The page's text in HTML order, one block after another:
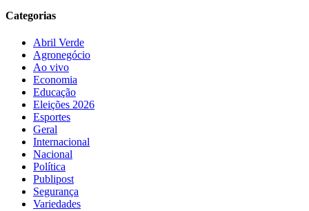
Categorias
Abril Verde
Agronegócio
Ao vivo
Economia
Educação
Eleições 2026
Esportes
Geral
Internacional
Nacional
Política
Publipost
Segurança
Variedades